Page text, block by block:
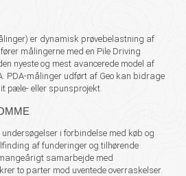
er dynamisk prøvebelastning af
målingerne med en Pile Driving
nyeste og mest avancerede model af
PDA-målinger udført af Geo kan bidrage
pæle- eller spunsprojekt.
i forbindelse med køb og
af funderinger og tilhørende
samarbejde med
to parter mod uventede overraskelser.